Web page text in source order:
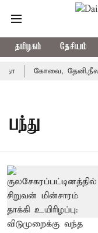
தமிழகம் தேசியம்
கோவை,
பந்து